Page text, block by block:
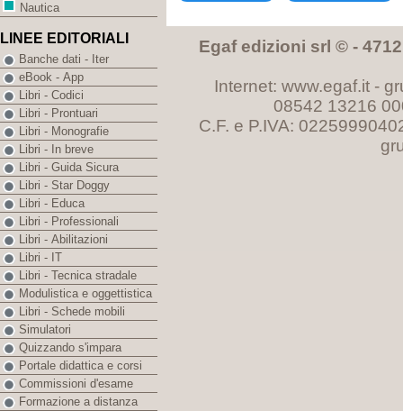
Egaf edizioni srl © -
Internet: www.egaf.it -
08542 13216
C.F. e P.IVA:
Nautica
LINEE EDITORIALI
Banche dati - Iter
eBook - App
Libri - Codici
Libri - Prontuari
Libri - Monografie
Libri - In breve
Libri - Guida Sicura
Libri - Star Doggy
Libri - Educa
Libri - Professionali
Libri - Abilitazioni
Libri - IT
Libri - Tecnica stradale
Modulistica e oggettistica
Libri - Schede mobili
Simulatori
Quizzando s'impara
Portale didattica e corsi
Commissioni d'esame
Formazione a distanza